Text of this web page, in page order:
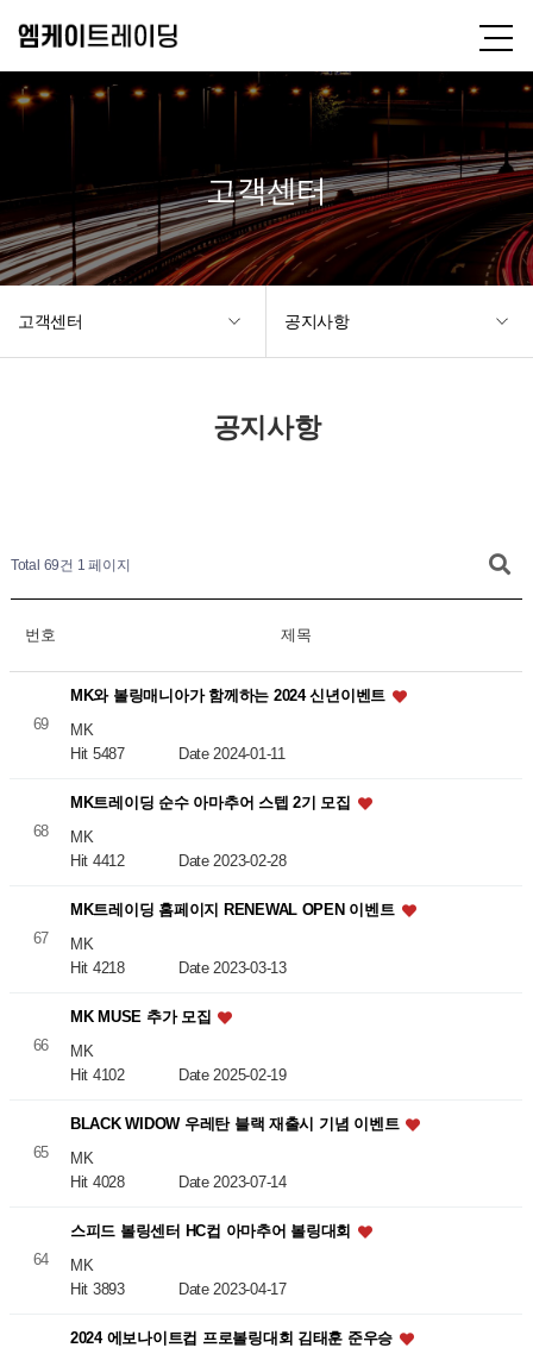
고객센터 공지사항
고객센터
공지사항
Total 69건 1 페이지
번호 제목
69
MK와 볼링매니아가 함께하는 2024 신년이벤트
MK
Hit 5487 Date 2024-01-11
68
MK트레이딩 순수 아마추어 스텝 2기 모집
MK
Hit 4412 Date 2023-02-28
67
MK트레이딩 홈페이지 RENEWAL OPEN 이벤트
MK
Hit 4218 Date 2023-03-13
66
MK MUSE 추가 모집
MK
Hit 4102 Date 2025-02-19
65
BLACK WIDOW 우레탄 블랙 재출시 기념 이벤트
MK
Hit 4028 Date 2023-07-14
64
스피드 볼링센터 HC컵 아마추어 볼링대회
MK
Hit 3893 Date 2023-04-17
2024 에보나이트컵 프로볼링대회 김태훈 준우승